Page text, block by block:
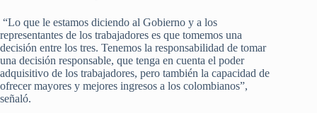
“Lo que le estamos diciendo al Gobierno y a los
representantes de los trabajadores es que tomemos una
decisión entre los tres. Tenemos la responsabilidad de tomar
una decisión responsable, que tenga en cuenta el poder
adquisitivo de los trabajadores, pero también la capacidad de
ofrecer mayores y mejores ingresos a los colombianos”,
señaló.